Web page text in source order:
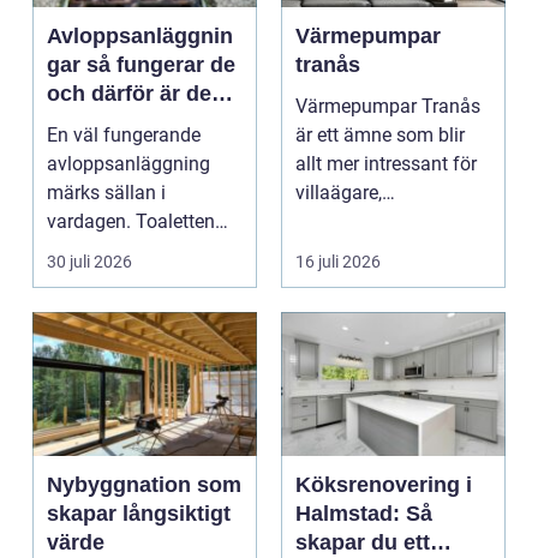
Avloppsanläggnin
gar så fungerar de
och därför är de
viktigare än många
tror
En väl fungerande
avloppsanläggning
märks sällan i
vardagen. Toaletten
spolas, vattnet rinner
undan ...
30 juli 2026
Värmepumpar
tranås
Värmepumpar Tranås
är ett ämne som blir
allt mer intressant för
villaägare,
o...
16 juli 2026
Nybyggnation som
skapar långsiktigt
värde
Köksrenovering i
Halmstad: Så
skapar du ett